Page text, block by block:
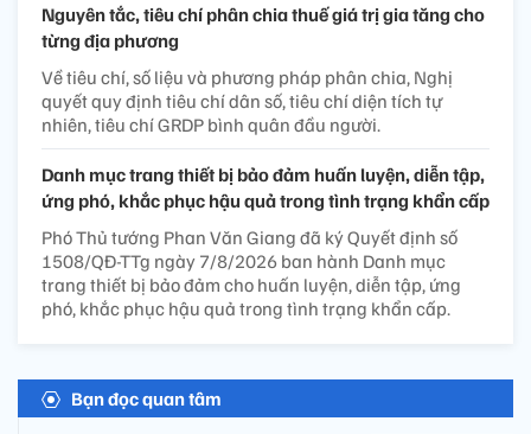
Nguyên tắc, tiêu chí phân chia thuế giá trị gia tăng cho
từng địa phương
Về tiêu chí, số liệu và phương pháp phân chia, Nghị
quyết quy định tiêu chí dân số, tiêu chí diện tích tự
nhiên, tiêu chí GRDP bình quân đầu người.
Danh mục trang thiết bị bảo đảm huấn luyện, diễn tập,
ứng phó, khắc phục hậu quả trong tình trạng khẩn cấp
Phó Thủ tướng Phan Văn Giang đã ký Quyết định số
1508/QĐ-TTg ngày 7/8/2026 ban hành Danh mục
trang thiết bị bảo đảm cho huấn luyện, diễn tập, ứng
phó, khắc phục hậu quả trong tình trạng khẩn cấp.
Bạn đọc quan tâm